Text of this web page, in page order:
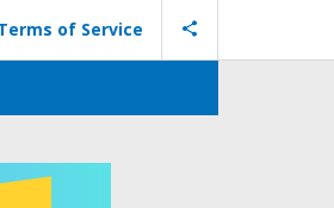
of Service